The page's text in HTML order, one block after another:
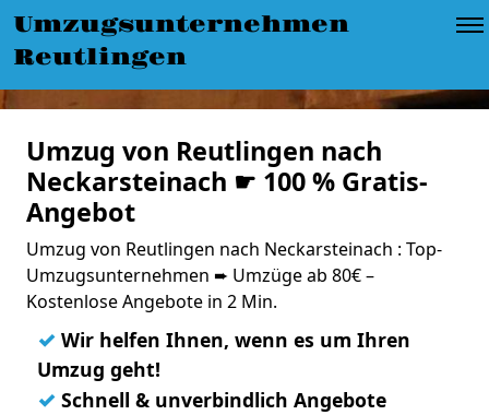
Umzugsunternehmen
Reutlingen
Umzug von Reutlingen nach
Neckarsteinach ☛ 100 % Gratis-
Angebot
Umzug von Reutlingen nach Neckarsteinach : Top-
Umzugsunternehmen ➨ Umzüge ab 80€ –
Kostenlose Angebote in 2 Min.
✓ Wir helfen Ihnen, wenn es um Ihren
Umzug geht!
✓ Schnell & unverbindlich Angebote